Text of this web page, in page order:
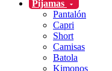
Pijamas
Pantalón
Capri
Short
Camisas
Batola
Kimonos